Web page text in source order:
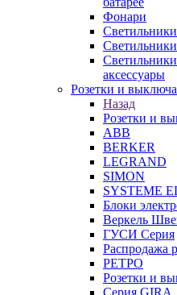
Фонари
аксессуары
Розетки и
Назад
Розетки и
ABB
BERKER
LEGRAND
SIMON
SYSTEME
Блоки
Веркель
ГУСИ Серия
Распродажа
РЕТРО
Розетки и